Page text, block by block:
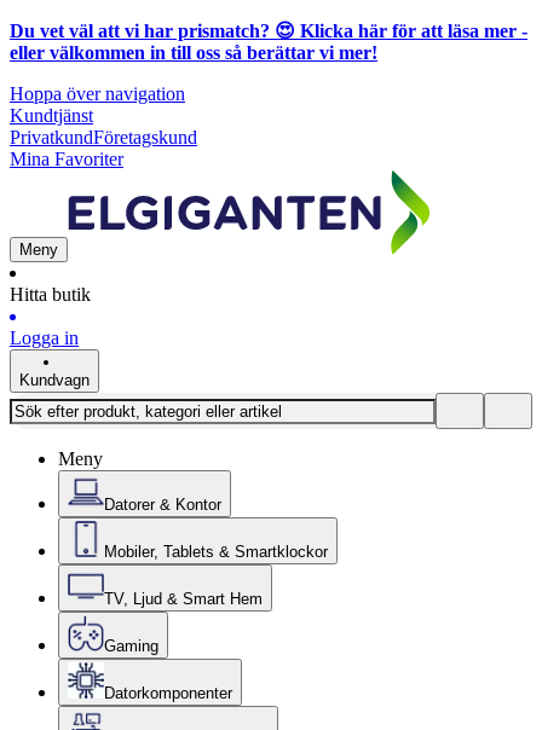
Du vet väl att vi har prismatch? 😍 Klicka här för att läsa mer -
eller välkommen in till oss så berättar vi mer!
Hoppa över navigation
Kundtjänst
PrivatkundFöretagskund
Mina Favoriter
Meny
Hitta butik
Logga in
Kundvagn
Meny
Datorer & Kontor
Mobiler, Tablets & Smartklockor
TV, Ljud & Smart Hem
Gaming
Datorkomponenter